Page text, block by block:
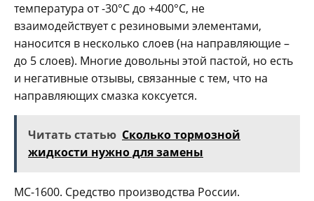
температура от -30°C до +400°C, не
взаимодействует с резиновыми элементами,
наносится в несколько слоев (на направляющие –
до 5 слоев). Многие довольны этой пастой, но есть
и негативные отзывы, связанные с тем, что на
направляющих смазка коксуется.
Читать статью Сколько тормозной
жидкости нужно для замены
МС-1600. Средство производства России.